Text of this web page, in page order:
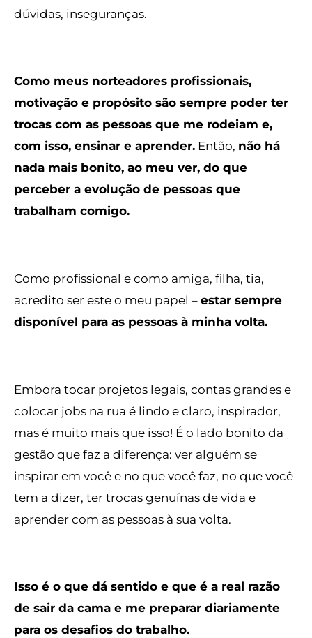
dúvidas, inseguranças.
Como meus norteadores profissionais,
motivação e propósito são sempre poder ter
trocas com as pessoas que me rodeiam e,
com isso, ensinar e aprender. Então, não há
nada mais bonito, ao meu ver, do que
perceber a evolução de pessoas que
trabalham comigo.
Como profissional e como amiga, filha, tia,
acredito ser este o meu papel –estar sempre
disponível para as pessoas à minha volta.
Embora tocar projetos legais, contas grandes e
colocar jobs na rua é lindo e claro, inspirador,
mas é muito mais que isso! É o lado bonito da
gestão que faz a diferença: ver alguém se
inspirar em você e no que você faz, no que você
tem a dizer, ter trocas genuínas de vida e
aprender com as pessoas à sua volta.
Isso é o que dá sentido e que é a real razão
de sair da cama e me preparar diariamente
para os desafios do trabalho.